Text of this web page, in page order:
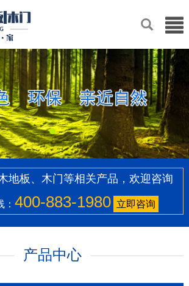
地板、木门等相关产品，欢迎咨询
400-883-1980 立即咨询
产品中心